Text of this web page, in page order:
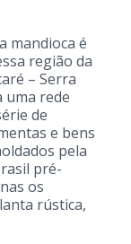
mandioca é
região da
– Serra
uma rede
de
e bens
pela
pré-
os
rústica,